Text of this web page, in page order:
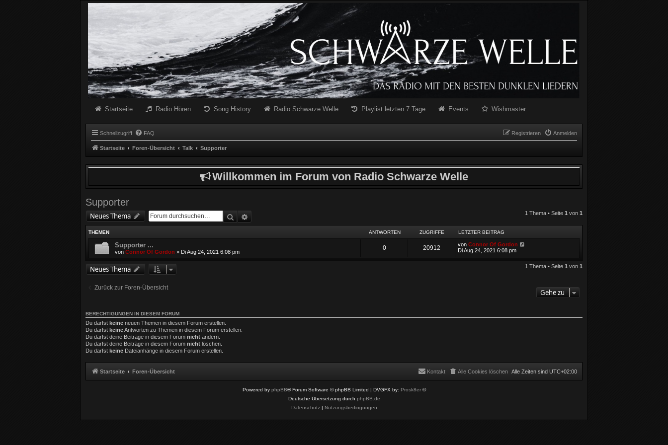
Radio Schwarze Welle Forum
Startseite Radio Hören Song History Radio Schwarze Welle Playlist letzten 7 Tage Events Wishmaster
Schnellzugriff FAQ Anmelden
Registrieren
Startseite Foren-Übersicht Talk Supporter
Willkommen im Forum von Radio Schwarze Welle
Supporter
Neues Thema Suche 1 Thema • Seite 1 von 1
THEMEN ANTWORTEN ZUGRIFFE LETZTER BEITRAG
Supporter ...
von Connor Of Gordon » Di Aug 24, 2021 6:08 pm
0 20912 von Connor Of Gordon
Di Aug 24, 2021 6:08 pm
Neues Thema 1 Thema • Seite 1 von 1
Zurück zur Foren-Übersicht
Gehe zu
BERECHTIGUNGEN IN DIESEM FORUM
Du darfst keine neuen Themen in diesem Forum erstellen.
Du darfst keineAntworten zu Themen in diesem Forum erstellen.
Du darfst deine Beiträge in diesem Forum nicht ändern.
Du darfst deine Beiträge in diesem Forum nicht löschen.
Du darfst keine Dateianhänge in diesem Forum erstellen.
Startseite Foren-Übersicht Alle Zeiten sind UTC+02:00
Alle Cookies löschen
Kontakt
Powered by phpBB® Forum Software © phpBB Limited | DVGFX by: Prosk8er©
Deutsche Übersetzung durch phpBB.de
Datenschutz| Nutzungsbedingungen